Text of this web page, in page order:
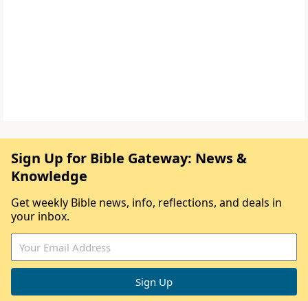
Sign Up for Bible Gateway: News &
Knowledge
Get weekly Bible news, info, reflections, and deals in
your inbox.